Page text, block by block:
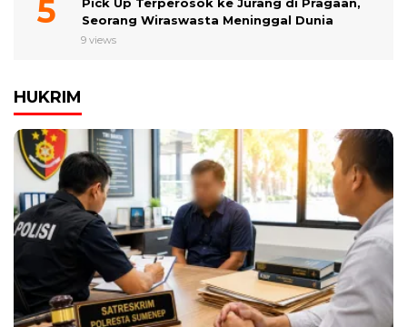
Seorang Wiraswasta Meninggal Dunia
9 views
HUKRIM